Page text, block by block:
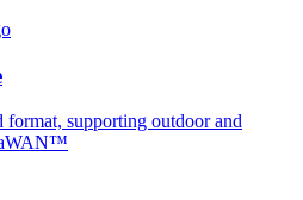
supporting outdoor and